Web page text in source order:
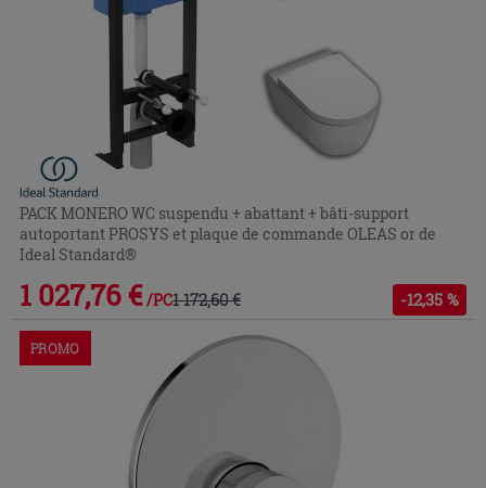
PACK MONERO WC suspendu + abattant + bâti-support
autoportant PROSYS et plaque de commande OLEAS or de
Ideal Standard®
1 027,76 € /PC1 172,60 € -12,35 %
PROMO